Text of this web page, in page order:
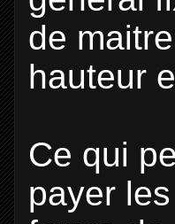
de
hauteur
Ce qui
payer